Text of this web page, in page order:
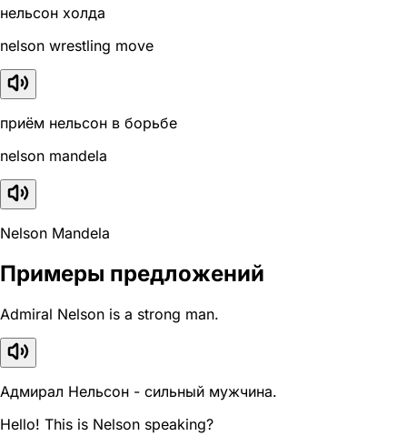
нельсон холда
nelson wrestling move
приём нельсон в борьбе
nelson mandela
Nelson Mandela
Примеры предложений
Admiral Nelson is a strong man.
Адмирал Нельсон - сильный мужчина.
Hello! This is Nelson speaking?